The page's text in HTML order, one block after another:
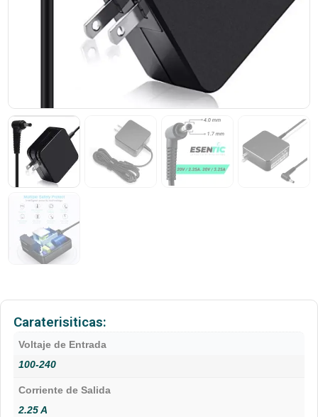
Caraterisiticas:
Voltaje de Entrada
100-240
Corriente de Salida
2.25 A